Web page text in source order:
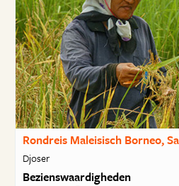
Rondreis Maleisisch Borneo,
Djoser
Bezienswaardigheden